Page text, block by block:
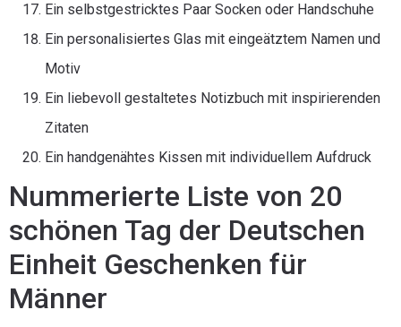
Ein selbstgestricktes Paar Socken oder Handschuhe
Ein personalisiertes Glas mit eingeätztem Namen und
Motiv
Ein liebevoll gestaltetes Notizbuch mit inspirierenden
Zitaten
Ein handgenähtes Kissen mit individuellem Aufdruck
Nummerierte Liste von 20
schönen Tag der Deutschen
Einheit Geschenken für
Männer